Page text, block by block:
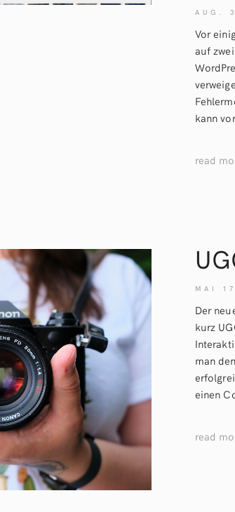
AUG.
Vor
auf
kann
read
MAI
Der
kurz
man
einen
read